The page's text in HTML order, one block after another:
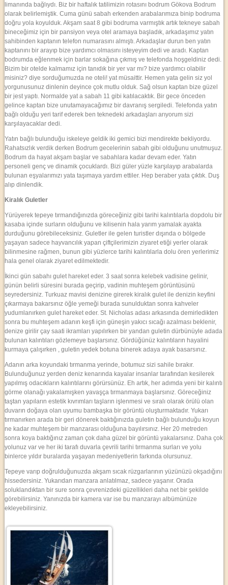
limanında bağlıydı. Biz bir haftalık tatilimizin rotasını bodrum Gökova Bodrum
olarak belirlemiştik. Cuma günü sabah erkenden arabalarımıza binip bodruma
doğru yola koyulduk. Akşam saat 8 gibi bodruma varmıştık artık tekneye sabah
bineceğimiz için bir pansiyon veya otel aramaya başladık, arkadaşımız yatın
sahibinden kaptanın telefon numarasını almıştı. Arkadaşlar durun ben yatın
kaptanını bir arayıp bize yardımcı olmasını isteyeyim dedi ve aradı. Kaptan
bodrumda eğlenmek için barlar sokağına çıkmış ve telefonda hoşgeldiniz dedi.
Bizim bir otelde kalmamız için tanıdık bir yer var mı? bize yardımcı olabilir
misiniz? diye sorduğumuzda ne oteli! yat müsaittir. Hemen yata gelin siz yol
yorgunusunuz dinlenin deyince çok mutlu olduk. Sağ olsun kaptan bize güzel
bir jest yaptı. Normalde yat a sabah 11 gibi katılacaktık. Bir gece önceden
gelince kaptan bize unutamayacağımız bir davranış sergiledi. Telefonda yatın
bağlı olduğu yeri tarif ederek ben teknedeki arkadaşları arıyorum sizi
karşılayacaklar dedi.
Yatın bağlı bulunduğu iskeleye geldik iki gemici bizi mendirekte bekliyordu.
Rahatsızlık verdik derken Bodrum gecelerinin sabah gibi olduğunu unutmuşuz.
Bodrum da hayat akşam başlar ve sabahlara kadar devam eder. Yatın
personeli genç ve dinamik çocuklardı. Bizi güler yüzle karşılayıp arabalarda
bulunan eşyalarımızı yata taşımaya yardım ettiler. Hep beraber yata çıktık. Duş
alıp dinlendik.
Kiralık Guletler
Yürüyerek tepeye tırmandığınızda göreceğiniz gibi tarihi kalıntılarla dopdolu bir
kasaba içinde surların olduğunu ve kilisenin hala yarım yamalak ayakta
durduğunu görebileceksiniz. Guletler ile gelen turistler dışında o bölgede
yaşayan sadece hayvancılık yapan çiftçilerimizin ziyaret etiği yerler olarak
bilinmesine rağmen, bunun gibi yüzlerce tarihi kalıntılarla dolu ören yerlerimiz
hala genel olarak ziyaret edilmektedir.
İkinci gün sabahı gulet hareket eder. 3 saat sonra kelebek vadisine gelinir,
günün belirli süresini burada geçirip, vadinin muhteşem görüntüsünü
seyredersiniz. Turkuaz mavisi denizine girerek kiralık gulet ile denizin keyfini
çıkarmaya bakarsınız öğle yemeği burada sunulduktan sonra kahveler
yudumlanırken gulet hareket eder. St. Nicholas adası arkasında demirledikten
sonra bu muhteşem adanın keşfi için güneşin yakıcı sıcağı azalması beklenir,
denize girilir çay saati ikramları yapılırken bir yandan guletin dürbünüyle adada
bulunan kalıntıları gözlemeye başlarsınız. Gördüğünüz kalıntıların hayalini
kurmaya çalışırken , guletin yedek botuna binerek adaya ayak basarsınız.
Adanın arka koyundaki tırmanma yerinde, botumuz sizi sahile bırakır.
Bulunduğunuz yerden deniz kenarında kayalar insanlar tarafından kesilerek
yapılmış odacıkların kalıntılarını görürsünüz. Eh artık, her adımda yeni bir kalıntı
görme olanağı yakalamışken yavaşça tırmanmaya başlarsınız. Göreceğiniz
taştan yapıların estetik kıvrımları taşların işlenmesi ve sıralı olarak örülü olan
duvarın doğaya olan uyumu bambaşka bir görüntü oluşturmaktadır. Yukarı
tırmanırken arada bir geri dönerek baktığınızda guletin bağlı bulunduğu koyun
ne kadar muhteşem bir manzarası olduğuna bayılırsınız. Her 20 metreden
sonra koya baktığınız zaman çok daha güzel bir görüntü yakalarsınız. Daha çok
yolunuz var ve her iki tarafı duvarla çevrili tarihi tırmanma surları ve yolu
binlerce yıldır buralarda yaşayan medeniyetlerin farkında olursunuz.
Tepeye varıp doğrulduğunuzda akşam sıcak rüzgarlarının yüzünüzü okşadığını
hissedersiniz. Yukarıdan manzara anlatılmaz, sadece yaşanır. Orada
soluklandıktan bir sure sonra çevrenizdeki güzellikleri daha net bir şekilde
görebilirsiniz. Yanınızda bir kamera var ise bu manzarayı albümünüze
ekleyebilirsiniz.